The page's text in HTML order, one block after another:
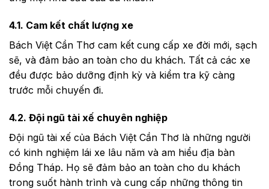
4.1. Cam kết chất lượng xe
Bách Việt Cần Thơ cam kết cung cấp xe đời mới, sạch
sẽ, và đảm bảo an toàn cho du khách. Tất cả các xe
đều được bảo dưỡng định kỳ và kiểm tra kỹ càng
trước mỗi chuyến đi.
4.2. Đội ngũ tài xế chuyên nghiệp
Đội ngũ tài xế của Bách Việt Cần Thơ là những người
có kinh nghiệm lái xe lâu năm và am hiểu địa bàn
Đồng Tháp. Họ sẽ đảm bảo an toàn cho du khách
trong suốt hành trình và cung cấp những thông tin